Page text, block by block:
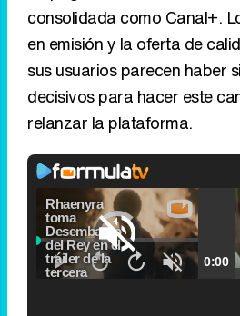
consolidada como Canal+.
en emisión y la oferta de
sus usuarios parecen haber
decisivos para hacer este
relanzar la plataforma.
Video
Player
is
loading.
Pause
Seek
back
Seek
Unmute 0:00 /
Loaded:
0.00%